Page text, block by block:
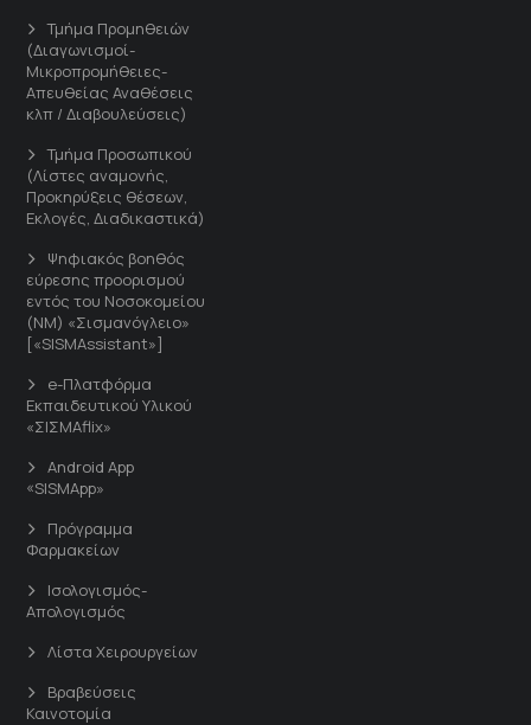
Τμήμα Προμηθειών
(Διαγωνισμοί-
Μικροπρομήθειες-
Απευθείας Αναθέσεις
κλπ / Διαβουλεύσεις)
Τμήμα Προσωπικού
(Λίστες αναμονής,
Προκηρύξεις θέσεων,
Εκλογές, Διαδικαστικά)
Ψηφιακός βοηθός
εύρεσης προορισμού
εντός του Νοσοκομείου
(ΝΜ) «Σισμανόγλειο»
[«SISMAssistant»]
e-Πλατφόρμα
Εκπαιδευτικού Υλικού
«ΣΙΣΜΑflix»
Android App
«SISMApp»
Πρόγραμμα
Φαρμακείων
Ισολογισμός-
Απολογισμός
Λίστα Χειρουργείων
Βραβεύσεις
Καινοτομία